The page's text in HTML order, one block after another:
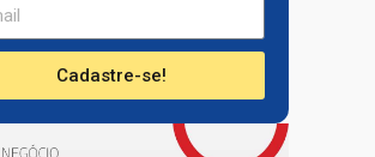
Cadastre-se!